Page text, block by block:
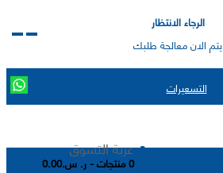
الرجاء الانتظار
يتم الان معالجة طلبك
التسعيرات
عربة التسوق
0 منتجات - ر. س.0.00